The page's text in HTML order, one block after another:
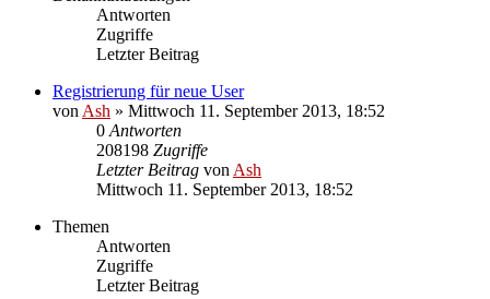
Antworten
Zugriffe
Letzter Beitrag
Registrierung für neue User
von Ash » Mittwoch 11. September 2013, 18:52
0 Antworten
208198 Zugriffe
Letzter Beitrag von Ash
Mittwoch 11. September 2013, 18:52
Themen
Antworten
Zugriffe
Letzter Beitrag